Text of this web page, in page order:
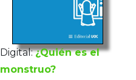
Digital: ¿Quién es el
monstruo?